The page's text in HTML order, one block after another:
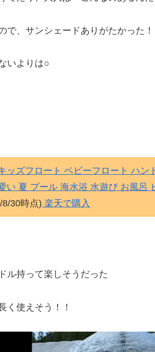
で、サンシェードありがたかった！
いよりは○
ッズフロート ベビーフロート ハ
い 夏 プール 海水浴 水遊び お風呂
30時点) 楽天で購入
ル持って楽しそうだった
く使えそう！！